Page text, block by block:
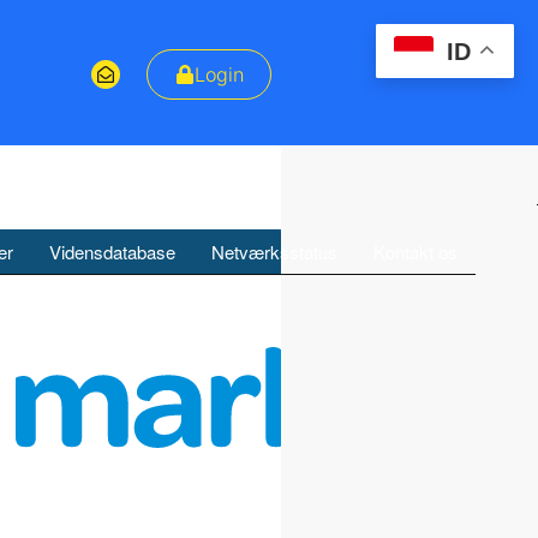
Login
Vidensdatabase Netværksstatus
ID